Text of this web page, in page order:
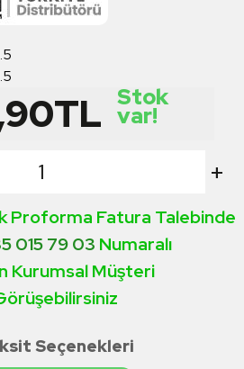
TL Stok
var!
+
Proforma Fatura Talebinde
015 79 03 Numaralı
Kurumsal Müşteri
Seçenekleri